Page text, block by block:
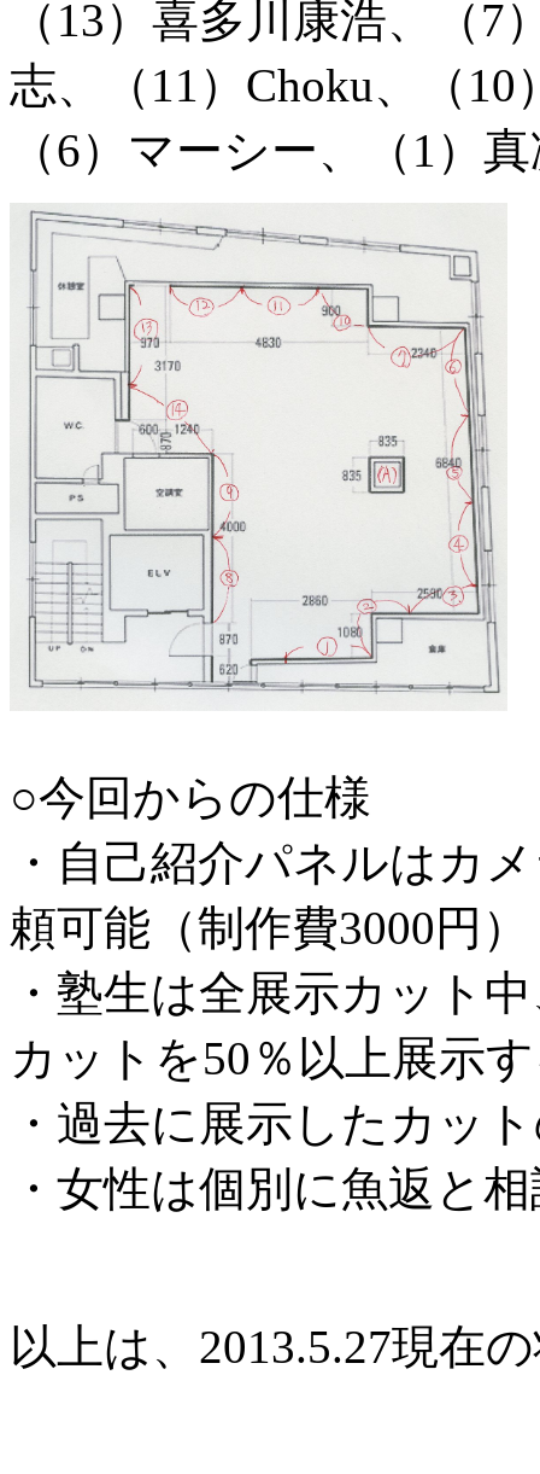
（13）喜多川康浩、（
志、（11）Choku、（
（6）マーシー、（1）
○今回からの仕様
・自己紹介パネルはカ
頼可能（制作費3000円）
・塾生は全展示カット
カットを50％以上展示
・過去に展示したカッ
・女性は個別に魚返と
以上は、2013.5.27現在